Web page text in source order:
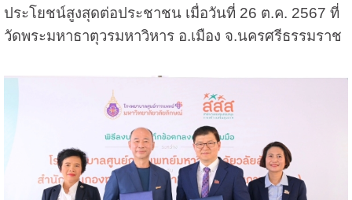
ประโยชน์สูงสุดต่อประชาชน เมื่อวันที่ 26 ต.ค. 2567 ที่
วัดพระมหาธาตุวรมหาวิหาร อ.เมือง จ.นครศรีธรรมราช